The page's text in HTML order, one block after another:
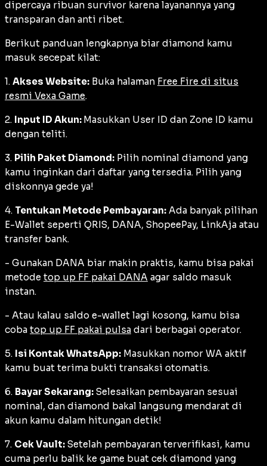
dipercaya ribuan survivor karena layanannya yang
transparan dan anti ribet.
Berikut panduan lengkapnya biar diamond kamu
masuk secepat kilat:
1. Akses Website: Buka halaman Free Fire di situs
resmi Vexa Game.
2. Input ID Akun: Masukkan User ID dan Zone ID kamu
dengan teliti.
3. Pilih Paket Diamond: Pilih nominal diamond yang
kamu inginkan dari daftar yang tersedia. Pilih yang
diskonnya gede ya!
4. Tentukan Metode Pembayaran: Ada banyak pilihan
E-Wallet seperti QRIS, DANA, ShopeePay, LinkAja atau
transfer bank.
- Gunakan DANA biar makin praktis, kamu bisa pakai
metode top up FF pakai DANA agar saldo masuk
instan.
- Atau kalau saldo e-wallet lagi kosong, kamu bisa
coba top up FF pakai pulsa dari berbagai operator.
5. Isi Kontak WhatsApp: Masukkan nomor WA aktif
kamu buat terima bukti transaksi otomatis.
6. Bayar Sekarang: Selesaikan pembayaran sesuai
nominal, dan diamond bakal langsung mendarat di
akun kamu dalam hitungan detik!
7. Cek Vault: Setelah pembayaran terverifikasi, kamu
cuma perlu balik ke game buat cek diamond yang